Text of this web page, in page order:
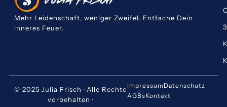
Mehr Leidenschaft, weniger Zweifel. Entfache Dein
inneres Feuer.
© 2025 Julia Frisch · Alle Rechte
vorbehalten ·
ImpressumDatenschutz
AGBsKontakt